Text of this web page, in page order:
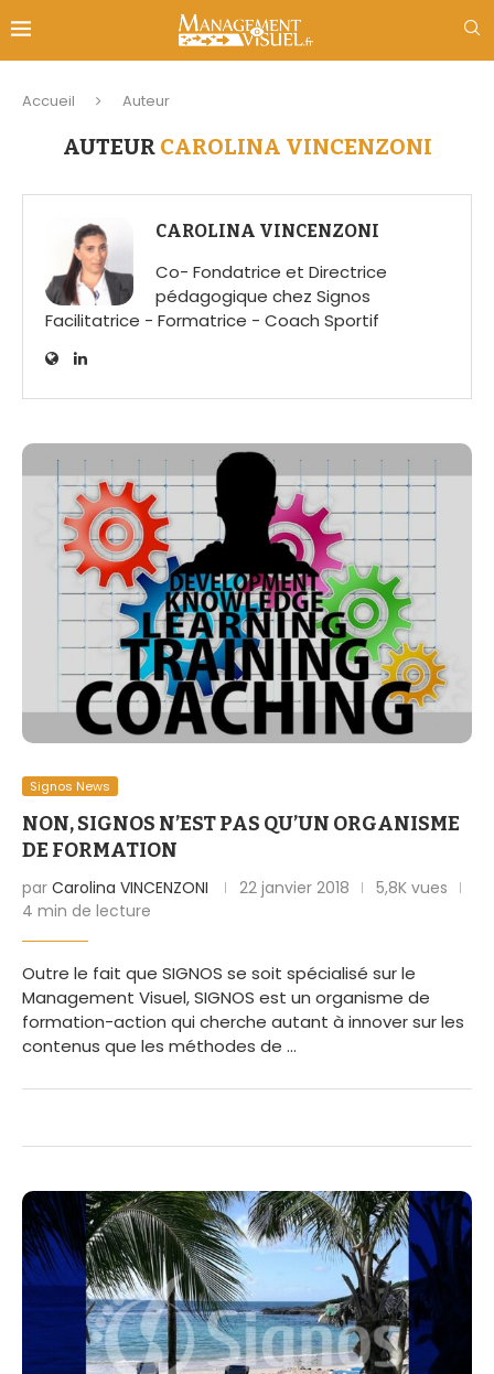
Accueil Auteur
AUTEUR CAROLINA VINCENZONI
CAROLINA VINCENZONI
Co- Fondatrice et Directrice
pédagogique chez Signos
Facilitatrice - Formatrice - Coach Sportif
Signos News
NON, SIGNOS N’EST PAS QU’UN ORGANISME
DE FORMATION
par Carolina VINCENZONI 22 janvier 2018
5,8K vues
4 min de lecture
Outre le fait que SIGNOS se soit spécialisé sur le
Management Visuel, SIGNOS est un organisme de
formation-action qui cherche autant à innover sur les
contenus que les méthodes de …